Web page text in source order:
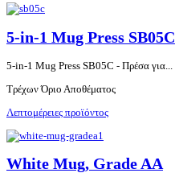
5-in-1 Mug Press SB05C
5-in-1 Mug Press SB05C - Πρέσα για...
Τρέχων Όριο Αποθέματος
Λεπτομέρειες προϊόντος
White Mug, Grade AA